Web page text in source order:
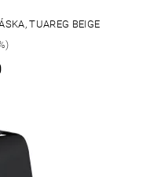
TUAREG BEIGE